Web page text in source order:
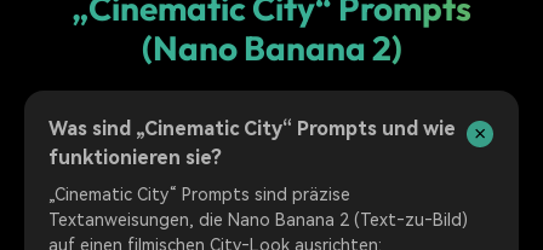
(Nano Banana 2)
Was sind „Cinematic City“ Prompts und wie
funktionieren sie?
„Cinematic City“ Prompts sind präzise
Textanweisungen, die Nano Banana 2 (Text‑zu‑Bild)
auf einen filmischen City‑Look ausrichten: